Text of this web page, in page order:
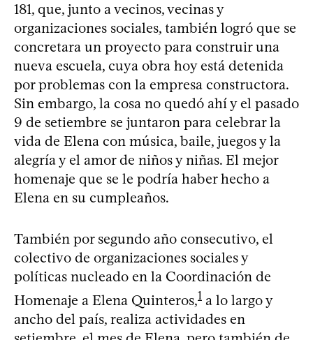
181, que, junto a vecinos, vecinas y
organizaciones sociales, también logró que se
concretara un proyecto para construir una
nueva escuela, cuya obra hoy está detenida
por problemas con la empresa constructora.
Sin embargo, la cosa no quedó ahí y el pasado
9 de setiembre se juntaron para celebrar la
vida de Elena con música, baile, juegos y la
alegría y el amor de niños y niñas. El mejor
homenaje que se le podría haber hecho a
Elena en su cumpleaños.
También por segundo año consecutivo, el
colectivo de organizaciones sociales y
políticas nucleado en la Coordinación de
Homenaje a Elena Quinteros,1 a lo largo y
ancho del país, realiza actividades en